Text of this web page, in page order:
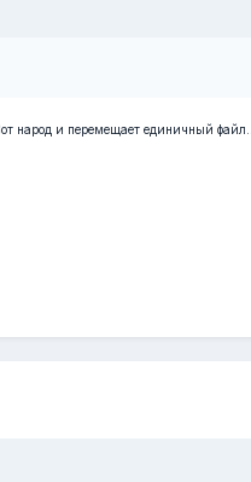
народ и перемещает единичный файл...